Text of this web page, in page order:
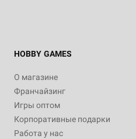
HOBBY GAMES
О магазине
Франчайзинг
Игры оптом
Корпоративные подарки
Работа у нас